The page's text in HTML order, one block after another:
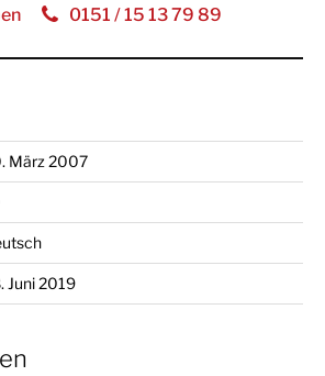
0151 / 15 13 79 89
März 2007
Juni 2019